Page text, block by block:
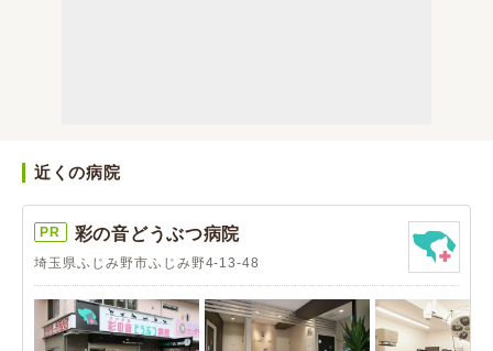
近くの病院
PR 彩の音どうぶつ病院
埼玉県ふじみ野市ふじみ野4-13-48